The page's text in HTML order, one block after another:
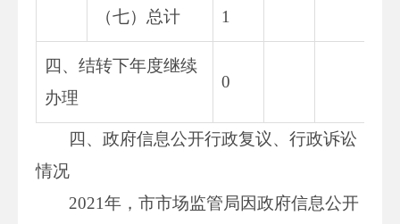
（七）总计 1
四、结转下年度继续
办理
0
四、政府信息公开行政复议、行政诉讼
情况
2021年，市市场监管局因政府信息公开